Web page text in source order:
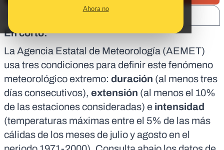
Ahora no
En corto:
La Agencia Estatal de Meteorología (AEMET)
usa tres condiciones para definir este fenómeno
meteorológico extremo: duración (al menos tres
días consecutivos), extensión (al menos el 10%
de las estaciones consideradas) e intensidad
(temperaturas máximas entre el 5% de las más
cálidas de los meses de julio y agosto en el